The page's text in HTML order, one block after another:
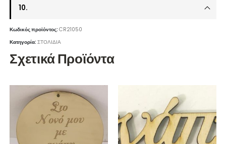
10.
Κωδικός προϊόντος:CR21050
Κατηγορία:ΣΤΟΛΙΔΙΑ
Σχετικά Προϊόντα